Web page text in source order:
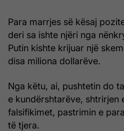
Para marrjes së kësaj
deri sa ishte njëri nga
Putin kishte krijuar një
disa miliona dollarëve.
Nga këtu, ai, pushtetin do
e kundërshtarëve, shtrirjen
falsifikimet, pastrimin e
të tjera.